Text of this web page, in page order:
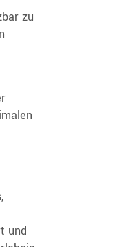
zu
und